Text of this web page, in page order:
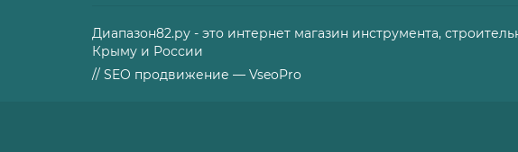
Диапазон82.ру - это интернет магазин инструмента,
Крыму и России
// SEO продвижение — VseoPro